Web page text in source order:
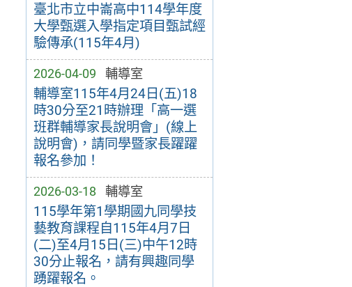
臺北市立中崙高中114學年度
大學甄選入學指定項目甄試經
驗傳承(115年4月)
2026-04-09 輔導室
輔導室115年4月24日(五)18
時30分至21時辦理「高一選
班群輔導家長說明會」(線上
說明會)，請同學暨家長躍躍
報名參加！
2026-03-18 輔導室
115學年第1學期國九同學技
藝教育課程自115年4月7日
(二)至4月15日(三)中午12時
30分止報名，請有興趣同學
踴躍報名。